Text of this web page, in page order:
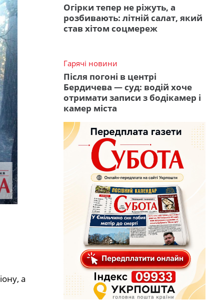
а
Огірки тепер не ріжуть, а
розбивають: літній салат, який
став хітом соцмереж
Гарячі новини
Після погоні в центрі
Бердичева — суд: водій хоче
отримати записи з бодікамер і
камер міста